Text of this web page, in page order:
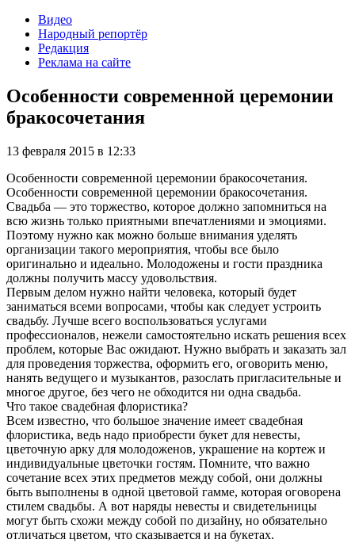
Видео
Народный репортёр
Редакция
Реклама на сайте
Особенности современной церемонии
бракосочетания
13 февраля 2015 в 12:33
Особенности современной церемонии бракосочетания.
Особенности современной церемонии бракосочетания.
Свадьба — это торжество, которое должно запомниться на
всю жизнь только приятными впечатлениями и эмоциями.
Поэтому нужно как можно больше внимания уделять
организации такого мероприятия, чтобы все было
оригинально и идеально. Молодожены и гости праздника
должны получить массу удовольствия.
Первым делом нужно найти человека, который будет
заниматься всеми вопросами, чтобы как следует устроить
свадьбу. Лучше всего воспользоваться услугами
профессионалов, нежели самостоятельно искать решения всех
проблем, которые Вас ожидают. Нужно выбрать и заказать зал
для проведения торжества, оформить его, оговорить меню,
нанять ведущего и музыкантов, разослать пригласительные и
многое другое, без чего не обходится ни одна свадьба.
Что такое свадебная флористика?
Всем известно, что большое значение имеет свадебная
флористика, ведь надо приобрести букет для невесты,
цветочную арку для молодоженов, украшение на кортеж и
индивидуальные цветочки гостям. Помните, что важно
сочетание всех этих предметов между собой, они должны
быть выполнены в одной цветовой гамме, которая оговорена
стилем свадьбы. А вот наряды невесты и свидетельницы
могут быть схожи между собой по дизайну, но обязательно
отличаться цветом, что сказывается и на букетах.